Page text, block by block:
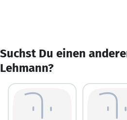
Suchst Du einen
Lehmann?